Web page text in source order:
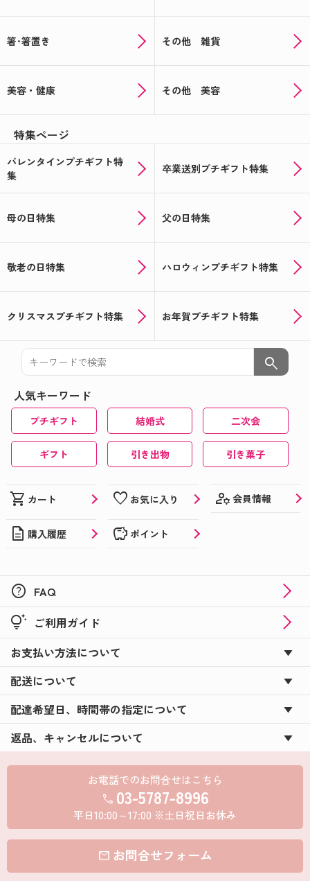
箸･箸置き その他 雑貨
美容・健康 その他 美容
特集ページ
バレンタインプチギフト特
集
卒業送別プチギフト特集
母の日特集 父の日特集
敬老の日特集 ハロウィンプチギフト特集
クリスマスプチギフト特集 お年賀プチギフト特集
search
人気キーワード
プチギフト 結婚式 二次会
ギフト 引き出物 引き菓子
shopping_cart カート favorite お気に入り manage_accounts 会員情報
description 購入履歴 savings ポイント
help FAQ
tips_and_updates ご利用ガイド
お支払い方法について
配送について
配達希望日、時間帯の指定について
返品、キャンセルについて
お電話でのお問合せはこちら
call 03-5787-8996
平日10:00～17:00 ※土日祝日お休み
mail お問合せフォーム